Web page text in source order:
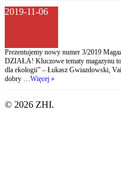
2019-11-06
Prezentujemy nowy numer 3/2019
DZIAŁA! Kluczowe tematy magazynu
dla ekologii” – Łukasz Gwiazdowski,
dobry …Więcej »
© 2026 ZHI.